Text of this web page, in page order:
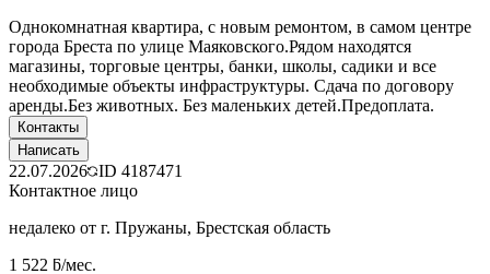
Однокомнатная квартира, с новым ремонтом, в самом центре
города Бреста по улице Маяковского.Рядом находятся
магазины, торговые центры, банки, школы, садики и все
необходимые объекты инфраструктуры. Сдача по договору
аренды.Без животных. Без маленьких детей.Предоплата.
Контакты
Написать
22.07.2026 ID 4187471
Контактное лицо
недалеко от г. Пружаны, Брестская область
1 522 ƃ/мес.